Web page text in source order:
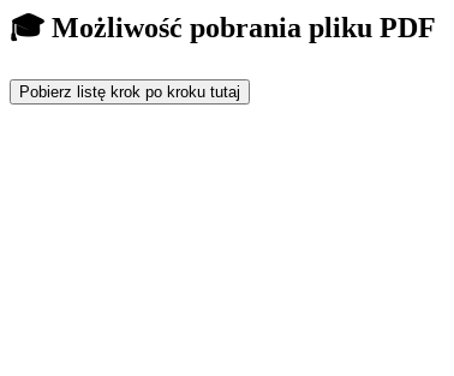
🎓 Możliwość pobrania pliku PDF
Pobierz listę krok po kroku tutaj